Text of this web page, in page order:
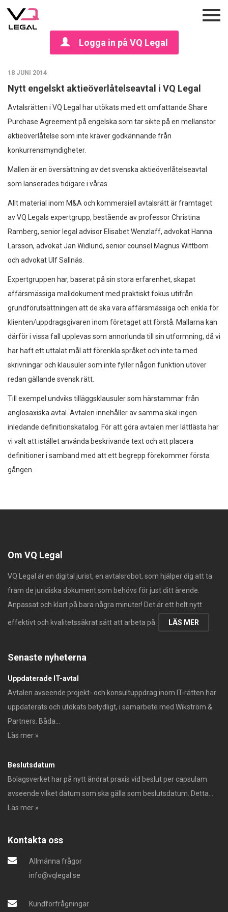
Logga in på VQ Legal
18 JUNI 2014
Nytt engelskt aktieöverlåtelseavtal i VQ Legal
Avtalsrätten i VQ Legal har utökats med ett omfattande Share
Purchase Agreement på engelska som tar sikte på en mellanstor
aktieöverlåtelse som inte kräver godkännande från
konkurrensmyndigheter.
Mallen är en översättning av det svenska aktieöverlåtelseavtal
som lanserades tidigare i våras.
Allt material inom M&A och kommersiell avtalsrätt är framtaget
av VQ Legals expertgrupp, bestående av professor Christina
Ramberg, senior legal advisor Elisabet Wenzlaff, advokat Hanna
Larsson, advokat Jan Widlund, senior counsel Magnus Wittbom
och advokat Ulf Sallnäs.
Expertgruppen har, baserat på sin stora erfarenhet, skapat
affärsmässiga malldokument med praktiskt fokus utifrån
grundförutsättningen att de ska vara affärsmässiga och enkla för
klienten/uppdragsgivaren inom företaget att förstå. Mallarna kan
därför i vissa fall upplevas som annorlunda till sin utformning, då vi
har haft ett uttalat mål att förenkla språket och inte ta med
skrivningar och klausuler som inte fyller någon funktion utöver
redan gällande svensk rätt.
Till exempel undviks tilläggsklausuler som härstammar från
anglosaxiska avtal. Avtalen innehåller av samma skäl ingen
inledande definitionskatalog. För att göra avtalen mer lättlästa har
vi valt att istället använda beskrivande text och att placera
definitioner i samband med att ett begrepp förekommer första
gången.
Om VQ Legal
VQ Legal är en digital jurist, en avtalsrobot, som hjälper dig att ta
fram de juridiska dokument som behövs för just ditt ärende.
Anpassat och klart på bara några minuter! Det är ett helt nytt
effektivt och kvalitetssäkrat sätt att arbeta på. LÄS MER
Senaste nyheterna
Uppdaterade IT-avtal
Avtalen avseende projekt- och konsultuppdrag inom IT-rätten har
uppdaterats och utökats betydligt, i samarbete med Wikström &
Partners. Båda...
Läs mer »
Beslutsdatum
Bolagsverket har på nytt ändrat praxis vid beslut per capsulam
avseende vilket datum som ska gälla som beslutsdatum. Detta...
Läs mer »
Kontakta oss
Allmänna frågor
info@vqlegal.se
Kundförfrågningar